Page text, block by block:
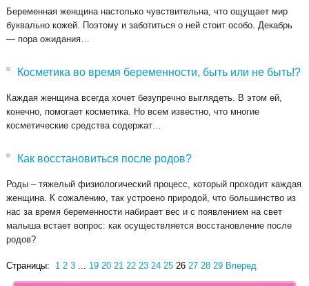
Беременная женщина настолько чувствительна, что ощущает мир
буквально кожей. Поэтому и заботиться о ней стоит особо. Декабрь
— пора ожидания…
Косметика во время беременности, быть или не быть!?
Каждая женщина всегда хочет безупречно выглядеть. В этом ей,
конечно, помогает косметика. Но всем известно, что многие
косметические средства содержат…
Как восстановиться после родов?
Роды – тяжелый физиологический процесс, который проходит каждая
женщина. К сожалению, так устроено природой, что большинство из
нас за время беременности набирает вес и с появлением на свет
малыша встает вопрос: как осуществляется восстановление после
родов?
Страницы: 1 2 3 ... 19 20 21 22 23 24 25 26 27 28 29 Вперед